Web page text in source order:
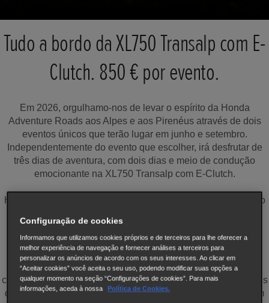
Tudo a bordo da XL750 Transalp com E-
Clutch. 850 € por evento.
Em 2026, orgulhamo-nos de levar o espírito da Honda
Adventure Roads aos Alpes e aos Pirenéus através de dois
eventos únicos que terão lugar em junho e setembro.
Independentemente do evento que escolher, irá desfrutar de
três dias de aventura, com dois dias e meio de condução
emocionante na XL750 Transalp com E-Clutch.
Há apenas 30 lugares disponíveis em cada evento. Explore o
formulário de inscrição e pague o valor total do evento para
garantir o seu lugar como participante.
Completar um evento da Honda Adventure Roads 2026
comprova a sua capacidade; consequentemente, participantes
que superarem estes desafios ou que tenham participado em
Configuração de cookies
Informamos que utilizamos cookies próprios e de terceiros para lhe oferecer a
melhor experiência de navegação e fornecer análises a terceiros para
personalizar os anúncios de acordo com os seus interesses. Ao clicar em
“Aceitar cookies” você aceita o seu uso, podendo modificar suas opções a
qualquer momento na seção “Configurações de cookies”. Para mais
informações, aceda à nossa
Política de Cookies.